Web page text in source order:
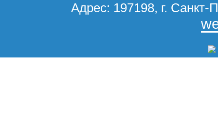
Адрес: 197198, г. Санкт-